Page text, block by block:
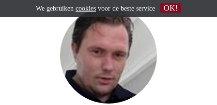
We gebruiken cookies voor de beste service OK!